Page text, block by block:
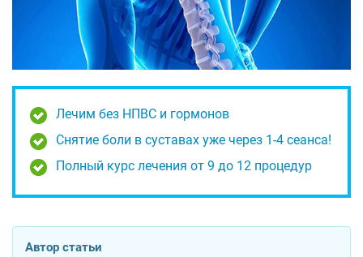
Лечим без НПВС и гормонов
Снятие боли в суставах уже через 1-4 сеанса!
Полный курс лечения от 9 до 12 процедур
Автор статьи